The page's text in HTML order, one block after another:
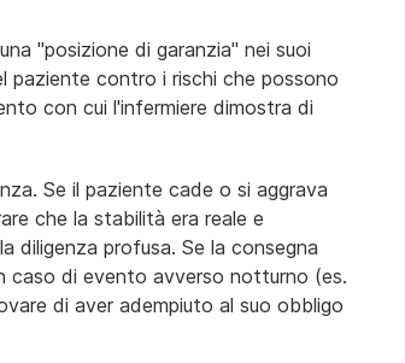
"posizione di garanzia" nei suoi
paziente contro i rischi che possono
con cui l'infermiere dimostra di
Se il paziente cade o si aggrava
che la stabilità era reale e
diligenza profusa. Se la consegna
caso di evento avverso notturno (es.
di aver adempiuto al suo obbligo